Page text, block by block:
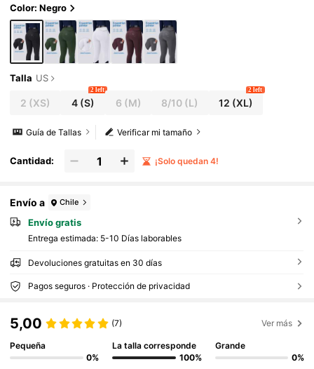
e (sin cinturón)
Color: Negro
Talla US
2 (XS) 4(S)
2 left
6 (M) 8/10 (L) 12 (XL)
2 left
Verificar mi tamaño
Guía de Tallas
Cantidad: ¡Solo quedan 4!
Envío a Chile
Envío gratis
Entrega estimada: 5-10 Días laborables
Devoluciones gratuitas en 30 días
Pagos seguros · Protección de privacidad
5,00 (7) Ver más
Pequeña
0%
La talla corresponde
100%
Grande
0%